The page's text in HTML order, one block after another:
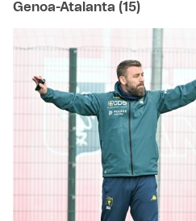
Genoa-Atalanta (15)